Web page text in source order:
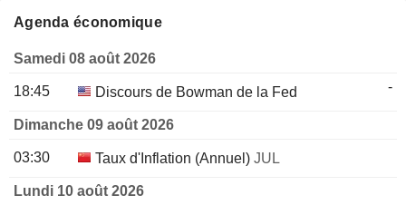
Agenda économique
Samedi 08 août 2026
18:45 Discours de Bowman de la Fed -
Dimanche 09 août 2026
03:30 Taux d'Inflation (Annuel) JUL
Lundi 10 août 2026